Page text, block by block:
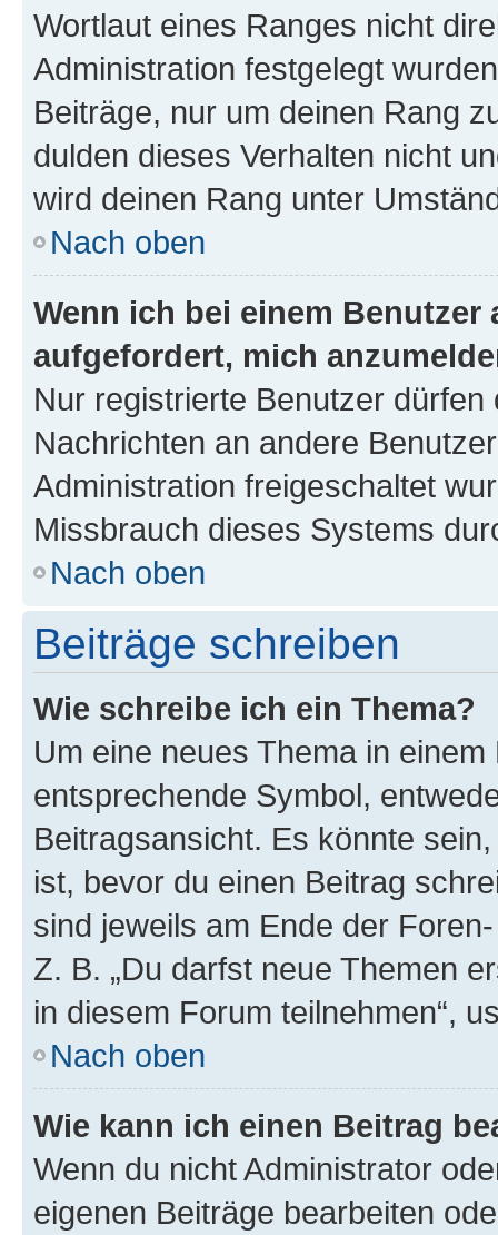
Wortlaut eines Ranges nicht
Administration festgelegt
Beiträge, nur um deinen Rang
dulden dieses Verhalten nicht
wird deinen Rang unter
Nach oben
Wenn ich bei einem
aufgefordert, mich
Nur registrierte Benutzer
Nachrichten an andere
Administration freigeschaltet
Missbrauch dieses Systems
Nach oben
Beiträge schreiben
Wie schreibe ich ein Thema?
Um eine neues Thema in
entsprechende Symbol,
Beitragsansicht. Es könnte
ist, bevor du einen Beitrag
sind jeweils am Ende der
Z. B. „Du darfst neue Themen
in diesem Forum teilnehmen“,
Nach oben
Wie kann ich einen Beitrag
Wenn du nicht Administrator
eigenen Beiträge bearbeiten